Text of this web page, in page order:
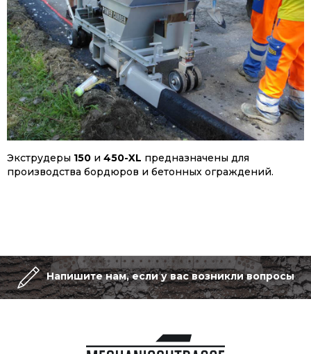
Экструдеры 150 и 450-XL предназначены для
производства бордюров и бетонных ограждений.
Напишите нам, если у вас возникли вопросы